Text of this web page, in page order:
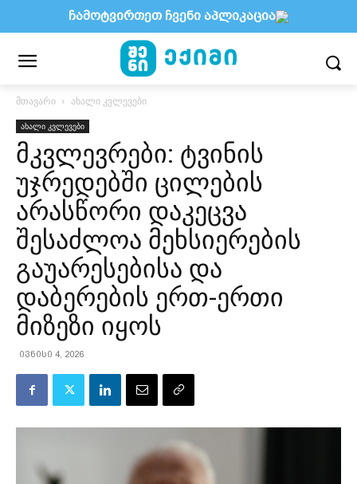
მთავარი ახალი კვლევები
ახალი კვლევები
მკვლევრები: ტვინის
უჯრედებში ცილების
არასწორი დაკეცვა
შესაძლოა მეხსიერების
გაუარესებისა და
დაბერების ერთ-ერთი
მიზეზი იყოს
ივნისი 4, 2026
ჩამოტვირთეთ ჩვენი აპლიკაცია